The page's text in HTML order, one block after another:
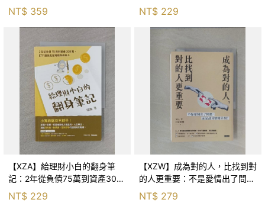
崔勒基, Elsa
NT$ 359 NT$ 229
【XZA】給理財小白的翻身筆
記：2年從負債75萬到資產300
萬，ETF讓我走在財務自由路上_
鐵蛋
NT$ 229
【XZW】成為對的人，比找到對
的人更重要：不是愛情出了問
題，而是認知需要升級！_Mr. P
NT$ 279